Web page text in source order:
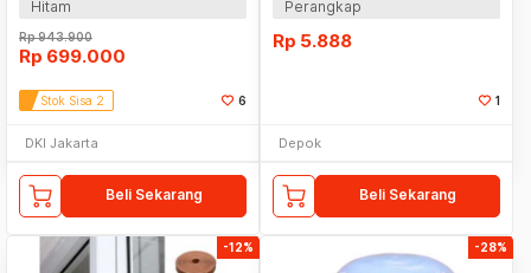
Hitam
Rp943.900
Rp 699.000
Stok Sisa 2 6
DKI Jakarta
Beli Sekarang
Perangkap
Rp 5.888
1
Depok
Beli Sekarang
-12% -28%